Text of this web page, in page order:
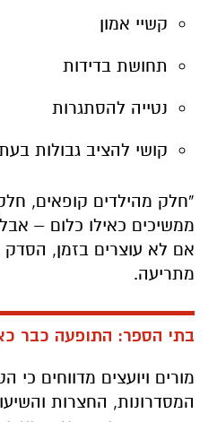
קשיי אמון
תחושת בדידות
נטייה להסתגרות
קושי להציב גבולות
“חלק מהילדים קופאים,
ממשיכים כאילו כלום –
אם לא עוצרים בזמן, הסדק
מתריעה.
בתי הספר: התופעה כבר
מורים ויועצים מדווחים כי
המסדרונות, החצרות